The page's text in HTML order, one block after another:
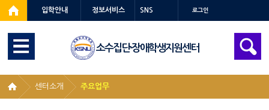
입학안내 정보서비스 SNS 로그인
소수집단·장애학생지원센터
센터소개 주요업무